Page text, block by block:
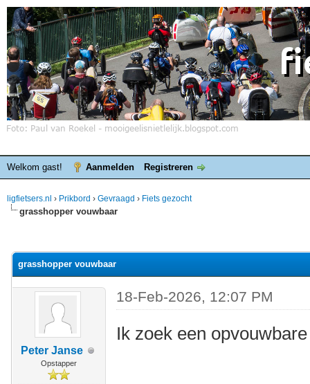
Welkom gast! Aanmelden Registreren
ligfietsers.nl › Prikbord › Gevraagd › Fiets gezocht
grasshopper vouwbaar
grasshopper vouwbaar
Peter Janse
Opstapper
18-Feb-2026, 12:07 PM
Ik zoek een